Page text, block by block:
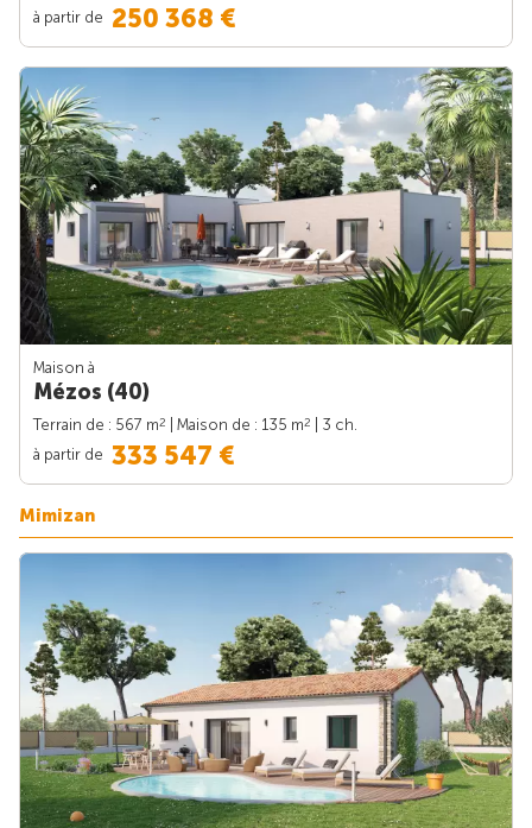
à partir de 250 368 €
Maison à
Mézos (40)
Terrain de : 567 m2 | Maison de : 135 m2
| 3 ch.
à partir de 333 547 €
Mimizan